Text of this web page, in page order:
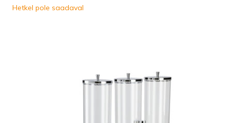
Hetkel pole saadaval